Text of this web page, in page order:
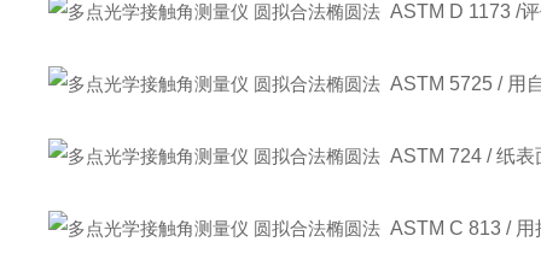
ASTM D 1173 /
ASTM 5725 / 用
ASTM 724 / 纸
ASTM C 813 /